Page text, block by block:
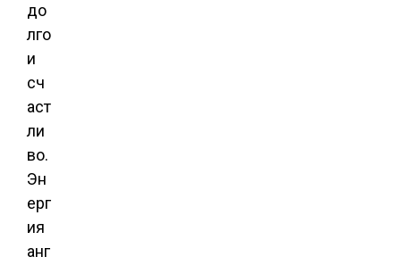
до
лго
и
сч
аст
ли
во.
Эн
ерг
ия
анг